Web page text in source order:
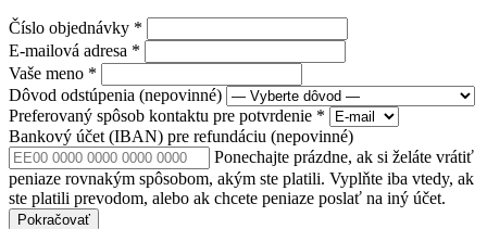
Číslo objednávky *
E-mailová adresa *
Vaše meno *
Dôvod odstúpenia (nepovinné)
Preferovaný spôsob kontaktu pre potvrdenie *
Bankový účet (IBAN) pre refundáciu (nepovinné)
Ponechajte prázdne, ak si želáte vrátiť
peniaze rovnakým spôsobom, akým ste platili. Vyplňte iba vtedy, ak
ste platili prevodom, alebo ak chcete peniaze poslať na iný účet.
Pokračovať